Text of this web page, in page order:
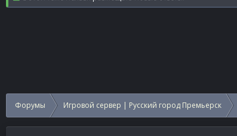
Форумы Игровой сервер | Русский город Премьерск